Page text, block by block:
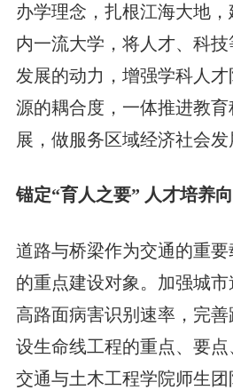
办学理念，扎根江海大地
内一流大学，将人才、科
发展的动力，增强学科人
源的耦合度，一体推进教
展，做服务区域经济社会发
锚定“育人之要” 人才培养
道路与桥梁作为交通的重
的重点建设对象。加强城
高路面病害识别速率，完
设生命线工程的重点、要
交通与土木工程学院师生